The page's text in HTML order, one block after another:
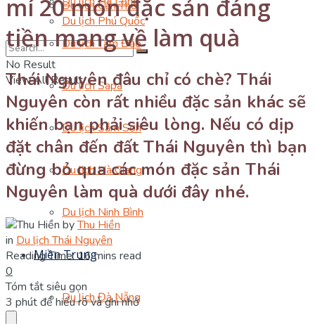
Du lịch Cần Thơ
Du lịch Phú Quốc
No Result
View All Result
Du lịch Tam Đảo
Du lịch Sapa
Du lịch Sầm Sơn
Du lịch Hà Giang
Du lịch Ninh Bình
Miền Trung
Du lịch Đà Nẵng
mí 20 món đặc sản đáng
tiền mang về làm quà
Thái Nguyên đâu chỉ có chè? Thái
Nguyên còn rất nhiều đặc sản khác sẽ
khiến bạn phải siêu lòng. Nếu có dịp
đặt chân đến đất Thái Nguyên thì bạn
đừng bỏ qua các món đặc sản Thái
Nguyên làm quà dưới đây nhé.
byThu Hiền
in Du lịch Thái Nguyên
Reading Time: 16 mins read
0
Tóm tắt siêu gọn
3 phút để hiểu rõ và ghi nhớ